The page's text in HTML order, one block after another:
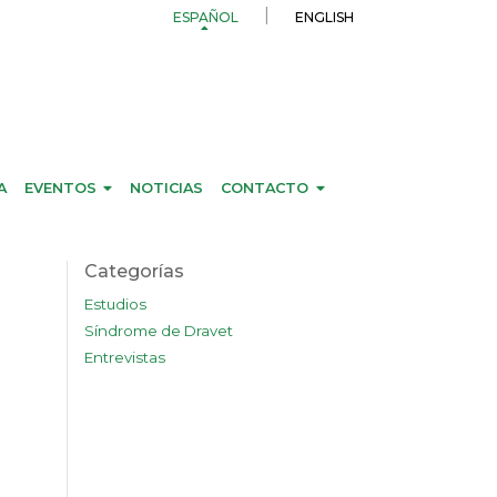
ESPAÑOL ENGLISH
EVENTOS NOTICIAS CONTACTO
Categorías
Estudios
Síndrome de Dravet
Entrevistas